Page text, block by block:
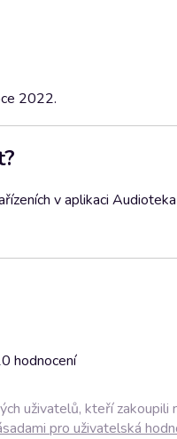
2022.
v aplikaci Audioteka
hodnocení
uživatelů, kteří
pro uživatelská